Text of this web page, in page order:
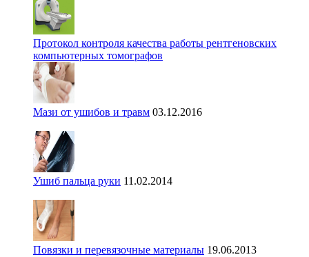
Протокол контроля качества работы рентгеновских
компьютерных томографов
Мази от ушибов и травм 03.12.2016
Ушиб пальца руки 11.02.2014
Повязки и перевязочные материалы 19.06.2013